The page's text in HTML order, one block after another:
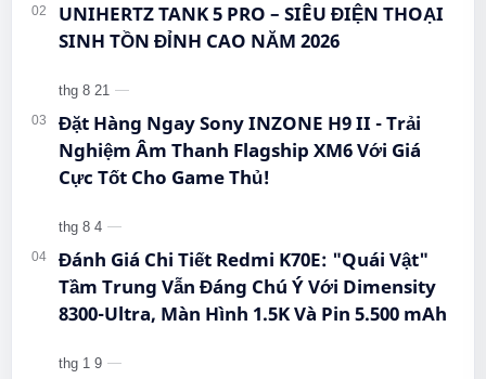
UNIHERTZ TANK 5 PRO – SIÊU ĐIỆN THOẠI
SINH TỒN ĐỈNH CAO NĂM 2026
Đặt Hàng Ngay Sony INZONE H9 II - Trải
Nghiệm Âm Thanh Flagship XM6 Với Giá
Cực Tốt Cho Game Thủ!
Đánh Giá Chi Tiết Redmi K70E: "Quái Vật"
Tầm Trung Vẫn Đáng Chú Ý Với Dimensity
8300-Ultra, Màn Hình 1.5K Và Pin 5.500 mAh